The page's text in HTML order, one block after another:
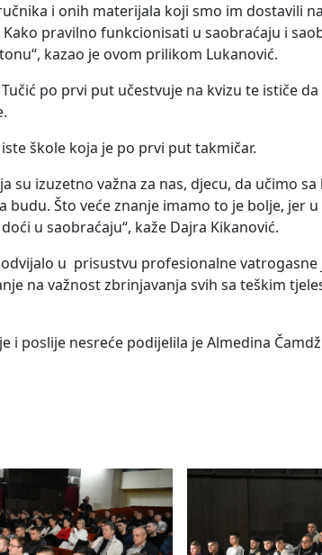
i onih materijala koji smo im dostavili
pravilno funkcionisati u saobraćaju i
kazao je ovom prilikom Lukanović.
po prvi put učestvuje na kvizu te ističe
škole koja je po prvi put takmičar.
su izuzetno važna za nas, djecu, da učimo
Što veće znanje imamo to je bolje, jer
u saobraćaju“, kaže Dajra Kikanović.
u prisustvu profesionalne vatrogasne
na važnost zbrinjavanja svih sa teškim
poslije nesreće podijelila je Almedina